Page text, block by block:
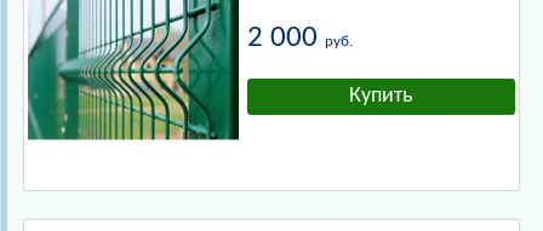
2 000 руб.